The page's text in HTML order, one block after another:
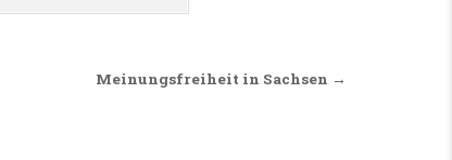
Meinungsfreiheit in Sachsen →